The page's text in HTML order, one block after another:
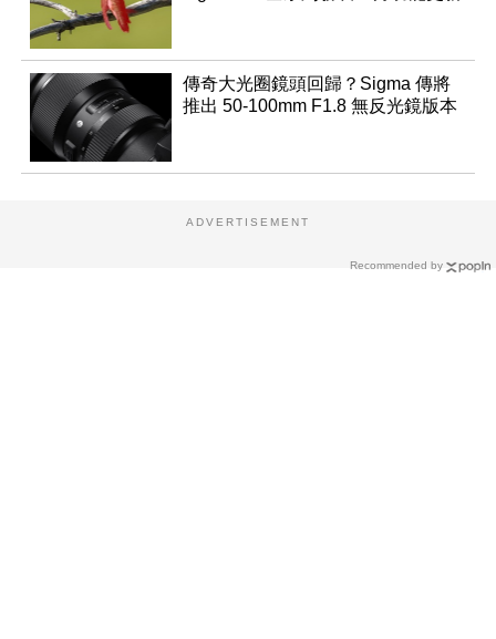
傳奇大光圈鏡頭回歸？Sigma 傳將
推出 50-100mm F1.8 無反光鏡版本
Recommended by
ADVERTISEMENT